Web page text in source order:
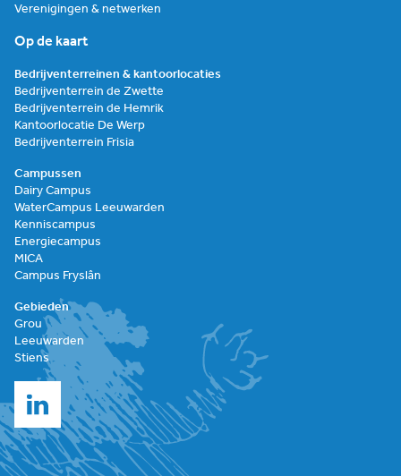
Verenigingen & netwerken
Op de kaart
Bedrijventerreinen & kantoorlocaties
Bedrijventerrein de Zwette
Bedrijventerrein de Hemrik
Kantoorlocatie De Werp
Bedrijventerrein Frisia
Campussen
Dairy Campus
WaterCampus Leeuwarden
Kenniscampus
Energiecampus
MICA
Campus Fryslân
Gebieden
Grou
Leeuwarden
Stiens